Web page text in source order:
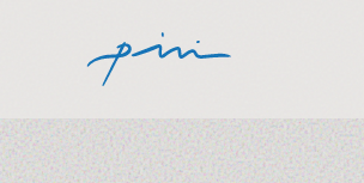
Back